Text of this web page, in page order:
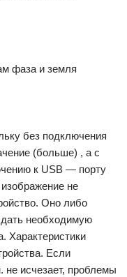
фаза и земля
без подключения
(больше) , а с
к USB — порту
не
Оно либо
необходимую
Характеристики
Если
не исчезает, проблемы